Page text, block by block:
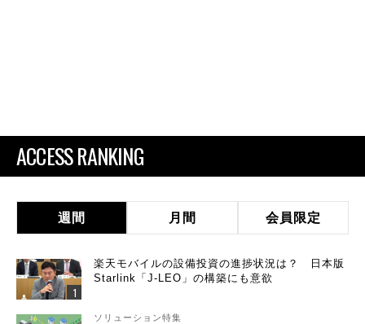
ACCESS RANKING
週間 月間 会員限定
楽天モバイルの設備投資の進捗状況は？ 日本版
Starlink「J-LEO」の構築にも意欲
ソリューション特集